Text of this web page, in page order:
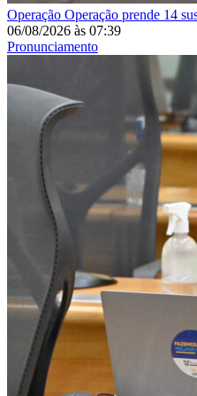
Operação Operação prende 14
06/08/2026 às 07:39
Pronunciamento